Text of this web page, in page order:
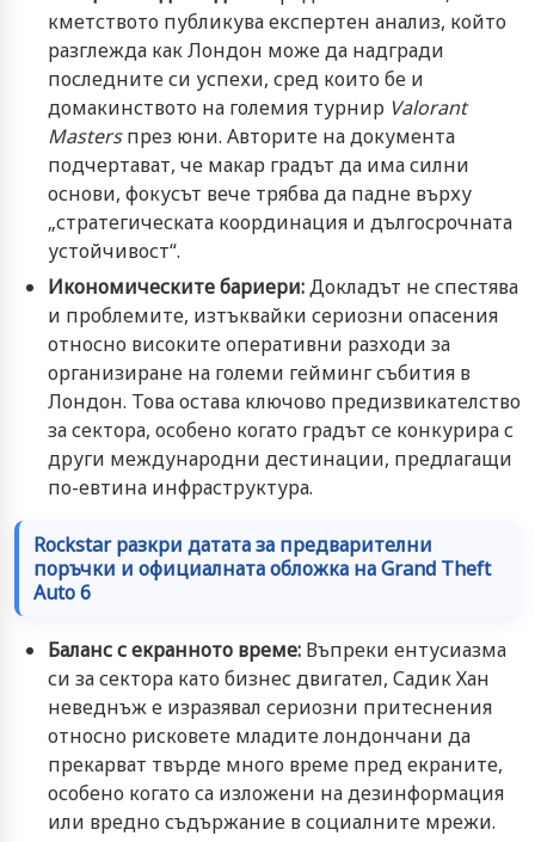
кметството публикува експертен анализ, който
разглежда как Лондон може да надгради
последните си успехи, сред които бе и
домакинството на големия турнир Valorant
Mastersпрез юни. Авторите на документа
подчертават, че макар градът да има силни
основи, фокусът вече трябва да падне върху
„стратегическата координация и дългосрочната
устойчивост“.
Икономическите бариери:Докладът не спестява
и проблемите, изтъквайки сериозни опасения
относно високите оперативни разходи за
организиране на големи гейминг събития в
Лондон. Това остава ключово предизвикателство
за сектора, особено когато градът се конкурира с
други международни дестинации, предлагащи
по-евтина инфраструктура.
Rockstar разкри датата за предварителни
поръчки и официалната обложка на Grand Theft
Auto 6
Баланс с екранното време: Въпреки ентусиазма
си за сектора като бизнес двигател, Садик Хан
неведнъж е изразявал сериозни притеснения
относно рисковете младите лондончани да
прекарват твърде много време пред екраните,
особено когато са изложени на дезинформация
или вредно съдържание в социалните мрежи.